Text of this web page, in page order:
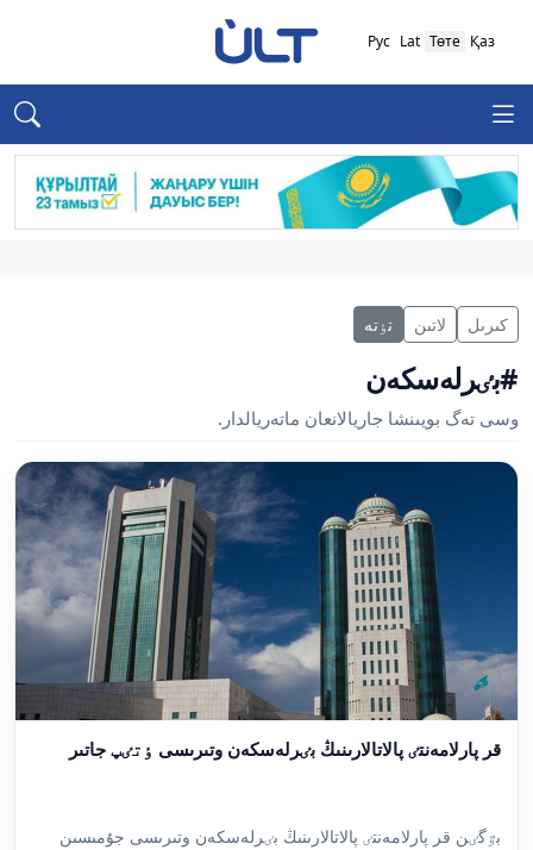
Қаз
Төте
Lat
Рус
كىرىل لاتىن تٶتە
#بٸرلەسكەن
وسى تەگ بويىنشا جاريالانعان ماتەريالدار.
قر پارلامەنتٸ پالاتالارىنىڭ بٸرلەسكەن وتىرىسى ٶتٸپ جاتىر
بٷگٸن قر پارلامەنتٸ پالاتالارىنىڭ بٸرلەسكەن وتىرىسى جۇمىسىن